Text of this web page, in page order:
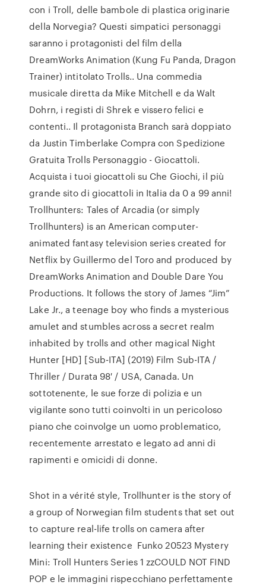
con i Troll, delle bambole di plastica originarie
della Norvegia? Questi simpatici personaggi
saranno i protagonisti del film della
DreamWorks Animation (Kung Fu Panda, Dragon
Trainer) intitolato Trolls.. Una commedia
musicale diretta da Mike Mitchell e da Walt
Dohrn, i registi di Shrek e vissero felici e
contenti.. Il protagonista Branch sarà doppiato
da Justin Timberlake Compra con Spedizione
Gratuita Trolls Personaggio - Giocattoli.
Acquista i tuoi giocattoli su Che Giochi, il più
grande sito di giocattoli in Italia da 0 a 99 anni!
Trollhunters: Tales of Arcadia (or simply
Trollhunters) is an American computer-
animated fantasy television series created for
Netflix by Guillermo del Toro and produced by
DreamWorks Animation and Double Dare You
Productions. It follows the story of James “Jim”
Lake Jr., a teenage boy who finds a mysterious
amulet and stumbles across a secret realm
inhabited by trolls and other magical Night
Hunter [HD] [Sub-ITA] (2019) Film Sub-ITA /
Thriller / Durata 98′ / USA, Canada. Un
sottotenente, le sue forze di polizia e un
vigilante sono tutti coinvolti in un pericoloso
piano che coinvolge un uomo problematico,
recentemente arrestato e legato ad anni di
rapimenti e omicidi di donne.
Shot in a vérité style, Trollhunter is the story of
a group of Norwegian film students that set out
to capture real-life trolls on camera after
learning their existence Funko 20523 Mystery
Mini: Troll Hunters Series 1 zzCOULD NOT FIND
POP e le immagini rispecchiano perfettamente